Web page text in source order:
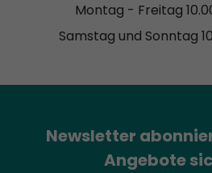
Montag - Freitag
Samstag und Sonntag
Newsletter
Angebote